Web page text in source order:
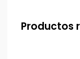
Productos